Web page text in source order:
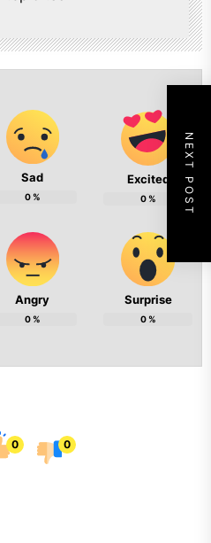
Sad
0%
Excited
0%
Angry
0%
Surprise
0%
0 0
NEXT POST